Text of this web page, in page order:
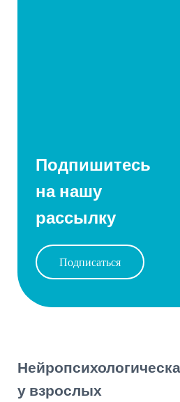
Подпишитесь
на нашу
рассылку
Подписаться
у взрослых